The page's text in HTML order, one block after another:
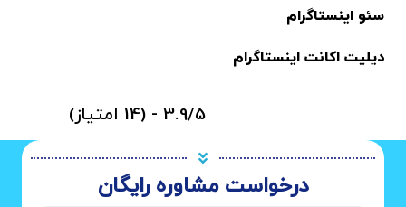
درخواست مشاوره رایگان
سئو اینستاگرام
دیلیت اکانت اینستاگرام
3.9/5 - (14 امتیاز)